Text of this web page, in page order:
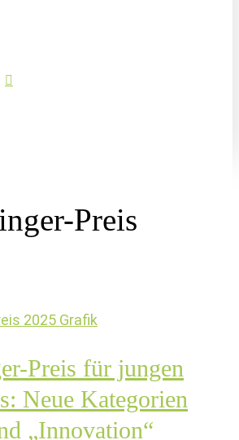
soundcloud
Preis
Preis für jungen
Neue Kategorien
„Innovation“